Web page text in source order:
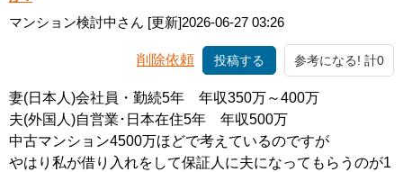
マンション検討中さん [更新]2026-06-27 03:26
削除依頼 投稿する 参考になる! 計0
妻(日本人)会社員・勤続5年 年収350万～400万
夫(外国人)自営業･日本在住5年 年収500万
中古マンション4500万ほどで考えているのですが
やはり私が借り入れをして保証人に夫になってもらうのが1